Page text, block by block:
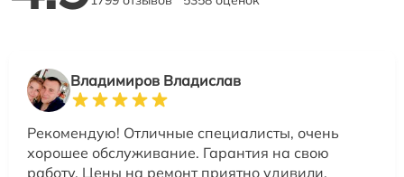
Владимиров Владислав
Рекомендую! Отличные специалисты, очень
хорошее обслуживание. Гарантия на свою
работу. Цены на ремонт приятно удивили,